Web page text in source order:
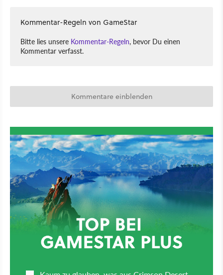
Kommentar-Regeln von GameStar
Bitte lies unsere Kommentar-Regeln, bevor Du einen
Kommentar verfasst.
Kommentare einblenden